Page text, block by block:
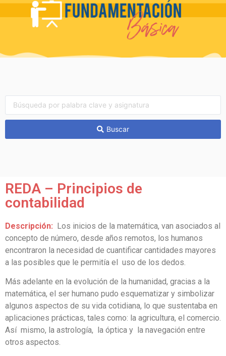
Buscar
REDA – Principios de
contabilidad
Descripción: Los inicios de la matemática, van asociados al
concepto de número, desde años remotos, los humanos
encontraron la necesidad de cuantificar cantidades mayores
a las posibles que le permitía el uso de los dedos.
Más adelante en la evolución de la humanidad, gracias a la
matemática, el ser humano pudo esquematizar y simbolizar
algunos aspectos de su vida cotidiana, lo que sustentaba en
aplicaciones prácticas, tales como: la agricultura, el comercio.
Así mismo, la astrología, la óptica y la navegación entre
otros aspectos.